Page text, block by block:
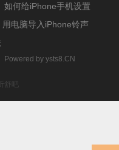
如何给iPhone手机设置
用电脑导入iPhone铃声
Powered by ysts8.CN
舒吧